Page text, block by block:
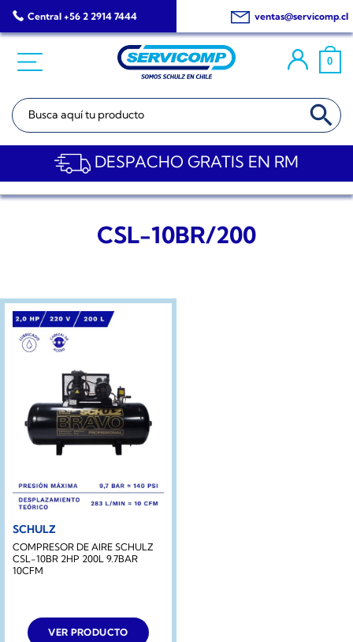
Saltar
al
Central +56 2 2914 7444 ventas@servicomp.cl
0
Buscar: BOTÓN DE
DESPACHO GRATIS EN RM
CSL-10BR/200
SCHULZ
COMPRESOR DE AIRE SCHULZ
CSL-10BR 2HP 200L 9.7BAR
10CFM
VER PRODUCTO